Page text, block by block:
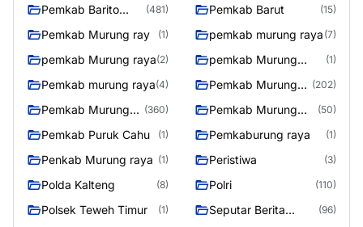
Pemkab Barito
(481) Pemkab Barut (15)
Pemkab Murung ray (1) pemkab murung raya (7)
pemkab Murung raya(2)
pemkab Murung
(1)
Pemkab murung raya(4)
Pemkab Murung
(202)
Pemkab Murung
(360)
Pemkab Murung
(50)
Pemkab Puruk Cahu (1) Pemkaburung raya (1)
Penkab Murung raya (1) Peristiwa (3)
Polda Kalteng (8) Polri (110)
Polsek Teweh Timur (1)
Seputar Berita
(96)